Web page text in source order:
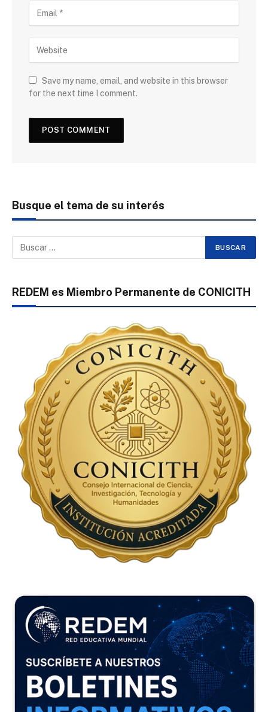
Save my name, email, and website in this browser
for the next time I comment.
Busque el tema de su interés
REDEM es Miembro Permanente de CONICITH